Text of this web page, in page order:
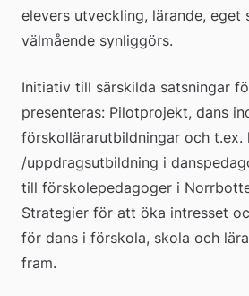
elevers utveckling, lärande, eget
välmående synliggörs.
Initiativ till särskilda satsningar
presenteras: Pilotprojekt, dans
förskollärarutbildningar och t.ex.
/uppdragsutbildning i
till förskolepedagoger i
Strategier för att öka intresset
för dans i förskola, skola och
fram.